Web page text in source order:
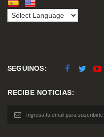
SEGUINOS:
RECIBE NOTICIAS: